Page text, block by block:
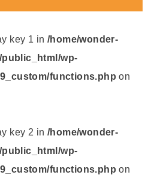
key 1 in /home/wonder-
wp-
functions.php on
key 2 in /home/wonder-
wp-
functions.php on